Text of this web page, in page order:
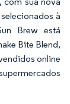
à
Brew está
Bite Blend,
online